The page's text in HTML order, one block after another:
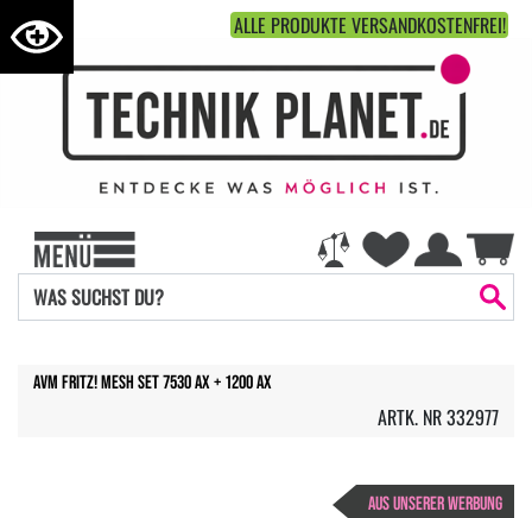
ALLE PRODUKTE VERSANDKOSTENFREI!
AVM FRITZ! Mesh Set 7530 AX + 1200 AX
ARTK. NR 332977
AUS UNSERER WERBUNG